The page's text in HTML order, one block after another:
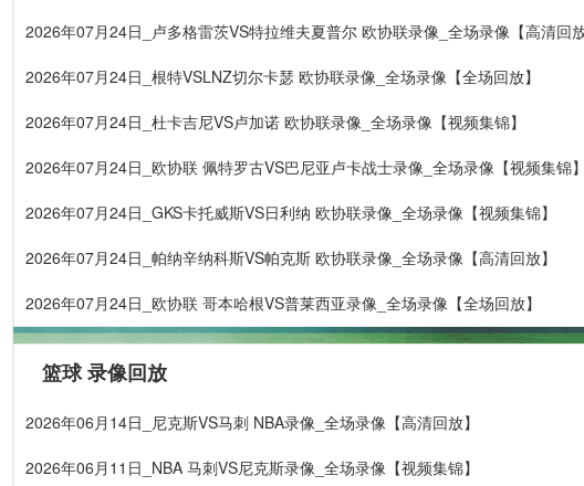
2026年07月24日_卢多格雷茨VS特拉维夫夏普尔 欧协联录像_全场录像【高清回
2026年07月24日_根特VSLNZ切尔卡瑟 欧协联录像_全场录像【全场回放】
2026年07月24日_杜卡吉尼VS卢加诺 欧协联录像_全场录像【视频集锦】
2026年07月24日_欧协联 佩特罗古VS巴尼亚卢卡战士录像_全场录像【视频集锦
2026年07月24日_GKS卡托威斯VS日利纳 欧协联录像_全场录像【视频集锦】
2026年07月24日_帕纳辛纳科斯VS帕克斯 欧协联录像_全场录像【高清回放】
2026年07月24日_欧协联 哥本哈根VS普莱西亚录像_全场录像【全场回放】
篮球 录像回放
2026年06月14日_尼克斯VS马刺 NBA录像_全场录像【高清回放】
2026年06月11日_NBA 马刺VS尼克斯录像_全场录像【视频集锦】